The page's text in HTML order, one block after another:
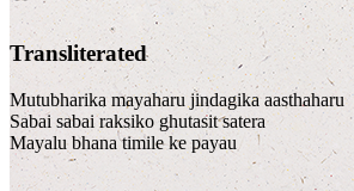
Transliterated
Mutubharika mayaharu jindagika aasthaharu
Sabai sabai raksiko ghutasit satera
Mayalu bhana timile ke payau